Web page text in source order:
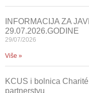
INFORMACIJA ZA
29.07.2026.GODINE
29/07/2026
Više »
KCUS i bolnica
partnerstvu